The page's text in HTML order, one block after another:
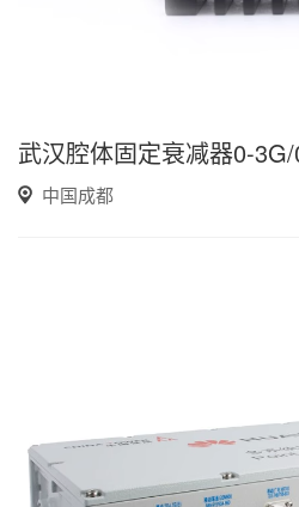
武汉腔体固定衰减器0-
中国成都